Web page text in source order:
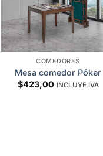
Add
COMEDORES
Mesa comedor Póker
$423,00 INCLUYE IVA